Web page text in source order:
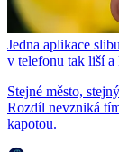
Jedna aplikace
v telefonu tak liší a
Stejné město,
Rozdíl nevzniká
kapotou.